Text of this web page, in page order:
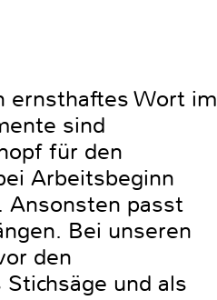
ernsthaftes Wort im
sind
für den
Arbeitsbeginn
Ansonsten passt
Bei unseren
den
und als